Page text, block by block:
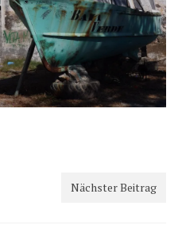
Nächster Beitrag